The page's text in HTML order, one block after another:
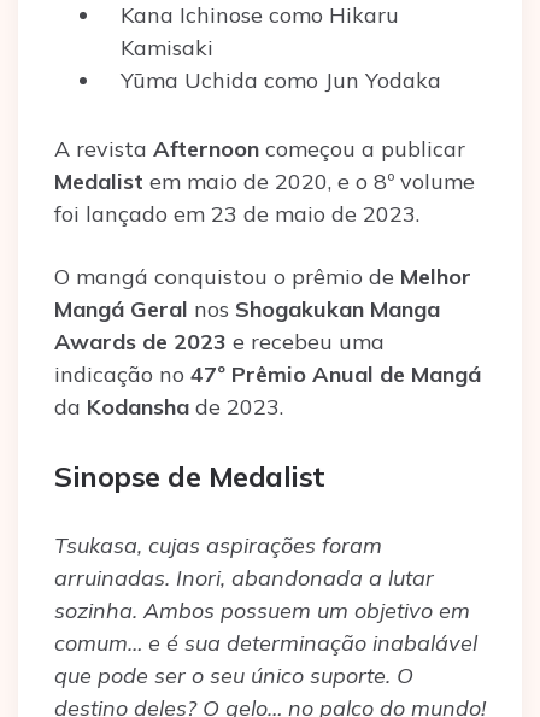
Kana Ichinose como Hikaru
Kamisaki
Yūma Uchida como Jun Yodaka
A revista Afternoon começou a publicar
Medalist em maio de 2020, e o 8º volume
foi lançado em 23 de maio de 2023.
O mangá conquistou o prêmio de Melhor
Mangá Geral nos Shogakukan Manga
Awards de 2023 e recebeu uma
indicação no 47º Prêmio Anual de Mangá
da Kodansha de 2023.
Sinopse de Medalist
Tsukasa, cujas aspirações foram
arruinadas. Inori, abandonada a lutar
sozinha. Ambos possuem um objetivo em
comum… e é sua determinação inabalável
que pode ser o seu único suporte. O
destino deles? O gelo… no palco do mundo!